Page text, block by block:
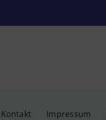
Kontakt Impressum